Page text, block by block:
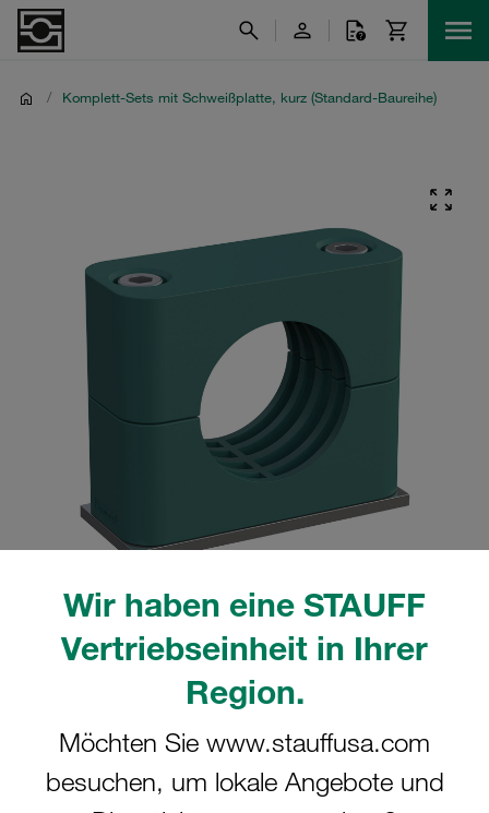
Wir haben eine STAUFF
Vertriebseinheit in Ihrer
Region.
Möchten Sie www.stauffusa.com
besuchen, um lokale Angebote und
/ Komplett-Sets mit Schweißplatte, kurz (Standard-Baureihe)
tatsächlichen Produkt abweichen.
Komplettschelle Standard-Baureihe Gr.
2 Ø10mm Polypropylen W10 gerippt,
mit Vorspannung Anschweißpl., kurz